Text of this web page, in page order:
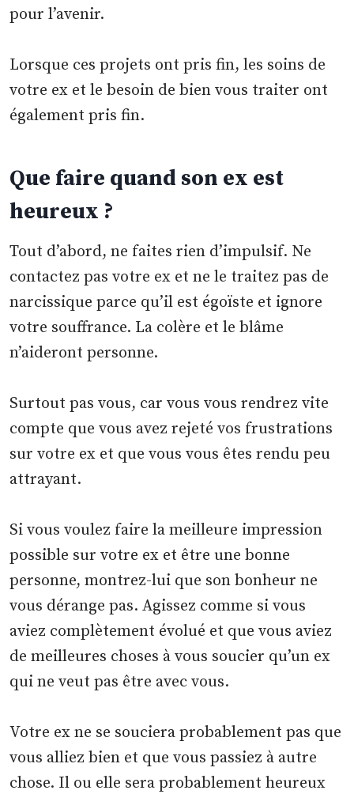
pour l’avenir.
Lorsque ces projets ont pris fin, les soins de
votre ex et le besoin de bien vous traiter ont
également pris fin.
Que faire quand son ex est
heureux ?
Tout d’abord, ne faites rien d’impulsif. Ne
contactez pas votre ex et ne le traitez pas de
narcissique parce qu’il est égoïste et ignore
votre souffrance. La colère et le blâme
n’aideront personne.
Surtout pas vous, car vous vous rendrez vite
compte que vous avez rejeté vos frustrations
sur votre ex et que vous vous êtes rendu peu
attrayant.
Si vous voulez faire la meilleure impression
possible sur votre ex et être une bonne
personne, montrez-lui que son bonheur ne
vous dérange pas. Agissez comme si vous
aviez complètement évolué et que vous aviez
de meilleures choses à vous soucier qu’un ex
qui ne veut pas être avec vous.
Votre ex ne se souciera probablement pas que
vous alliez bien et que vous passiez à autre
chose. Il ou elle sera probablement heureux